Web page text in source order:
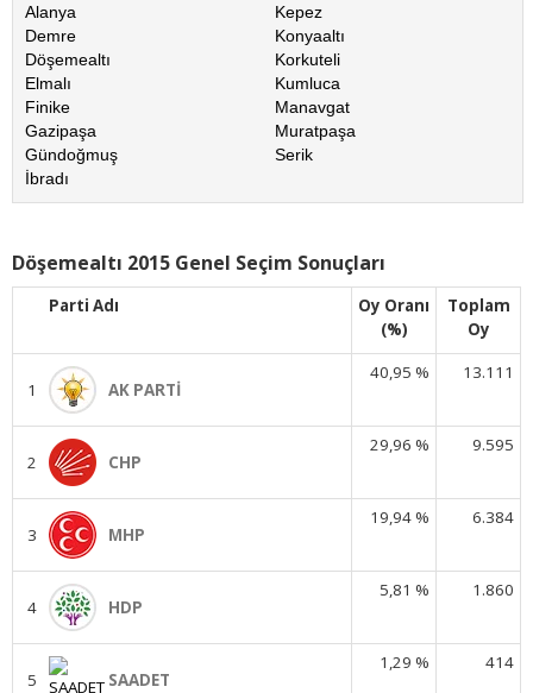
Alanya
Demre
Döşemealtı
Elmalı
Finike
Gazipaşa
Gündoğmuş
İbradı
Kepez
Konyaaltı
Korkuteli
Kumluca
Manavgat
Muratpaşa
Serik
Döşemealtı 2015 Genel Seçim Sonuçları
Parti Adı
Oy Oranı
(%)
Toplam
Oy
1 AK PARTİ
40,95 % 13.111
2 CHP
29,96 % 9.595
3 MHP
19,94 % 6.384
4 HDP
5,81 % 1.860
5 SAADET
1,29 % 414